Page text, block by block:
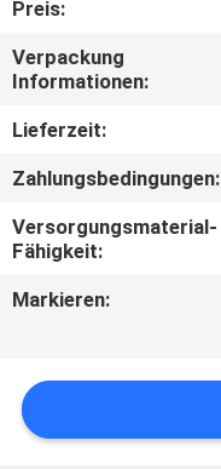
TRETEN
SIE
MIT
UNS
IN
VERBINDUNG
SIE
EIN
Preis:
Verpackung
Informationen:
Lieferzeit:
Zahlungsbedingungen:
Versorgungsmaterial-
Fähigkeit:
Markieren: